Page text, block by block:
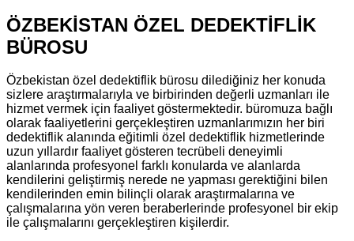
ÖZBEKİSTAN ÖZEL DEDEKTİFLİK
BÜROSU
Özbekistan özel dedektiflik bürosu dilediğiniz her konuda
sizlere araştırmalarıyla ve birbirinden değerli uzmanları ile
hizmet vermek için faaliyet göstermektedir. büromuza bağlı
olarak faaliyetlerini gerçekleştiren uzmanlarımızın her biri
dedektiflik alanında eğitimli özel dedektiflik hizmetlerinde
uzun yıllardır faaliyet gösteren tecrübeli deneyimli
alanlarında profesyonel farklı konularda ve alanlarda
kendilerini geliştirmiş nerede ne yapması gerektiğini bilen
kendilerinden emin bilinçli olarak araştırmalarına ve
çalışmalarına yön veren beraberlerinde profesyonel bir ekip
ile çalışmalarını gerçekleştiren kişilerdir.